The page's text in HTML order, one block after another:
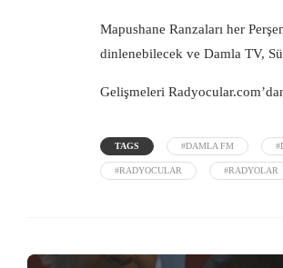
Mapushane Ranzaları her
dinlenebilecek ve Damla TV,
Gelişmeleri
TAGS #DAMLA FM
#RADYOCULAR #RADYOLAR